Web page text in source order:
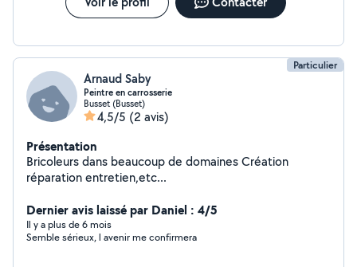
Particulier
Arnaud Saby
Peintre en carrosserie
Busset (Busset)
4,5/5 (2 avis)
Présentation
Bricoleurs dans beaucoup de domaines Création
réparation entretien,etc...
Dernier avis laissé par Daniel : 4/5
Il y a plus de 6 mois
Semble sérieux, l avenir me confirmera